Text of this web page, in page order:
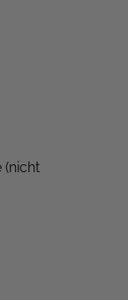
(nicht